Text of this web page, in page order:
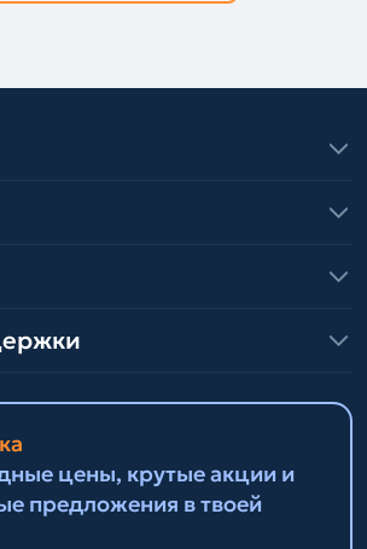
цены, крутые акции и
предложения в твоей